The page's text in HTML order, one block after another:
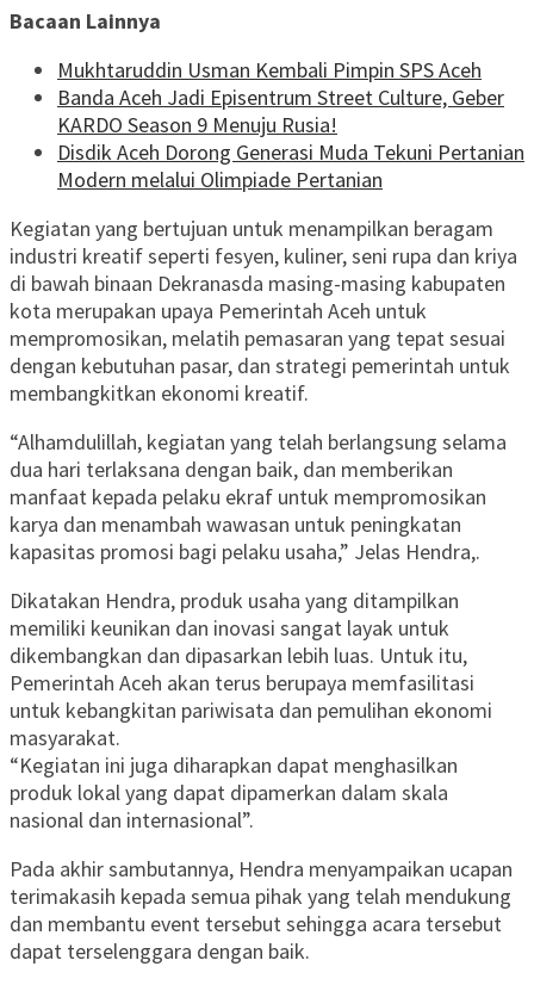
Bacaan Lainnya
Mukhtaruddin Usman Kembali Pimpin SPS Aceh
Banda Aceh Jadi Episentrum Street Culture, Geber
KARDO Season 9 Menuju Rusia!
Disdik Aceh Dorong Generasi Muda Tekuni Pertanian
Modern melalui Olimpiade Pertanian
Kegiatan yang bertujuan untuk menampilkan beragam
industri kreatif seperti fesyen, kuliner, seni rupa dan kriya
di bawah binaan Dekranasda masing-masing kabupaten
kota merupakan upaya Pemerintah Aceh untuk
mempromosikan, melatih pemasaran yang tepat sesuai
dengan kebutuhan pasar, dan strategi pemerintah untuk
membangkitkan ekonomi kreatif.
“Alhamdulillah, kegiatan yang telah berlangsung selama
dua hari terlaksana dengan baik, dan memberikan
manfaat kepada pelaku ekraf untuk mempromosikan
karya dan menambah wawasan untuk peningkatan
kapasitas promosi bagi pelaku usaha,” Jelas Hendra,.
Dikatakan Hendra, produk usaha yang ditampilkan
memiliki keunikan dan inovasi sangat layak untuk
dikembangkan dan dipasarkan lebih luas. Untuk itu,
Pemerintah Aceh akan terus berupaya memfasilitasi
untuk kebangkitan pariwisata dan pemulihan ekonomi
masyarakat.
“Kegiatan ini juga diharapkan dapat menghasilkan
produk lokal yang dapat dipamerkan dalam skala
nasional dan internasional”.
Pada akhir sambutannya, Hendra menyampaikan ucapan
terimakasih kepada semua pihak yang telah mendukung
dan membantu event tersebut sehingga acara tersebut
dapat terselenggara dengan baik.